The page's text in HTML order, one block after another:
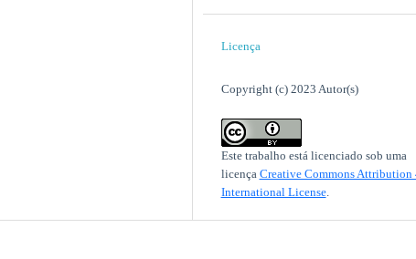
Licença
Copyright (c) 2023 Autor(s)
Este trabalho está licenciado sob uma
licença Creative Commons Attribution
International License.